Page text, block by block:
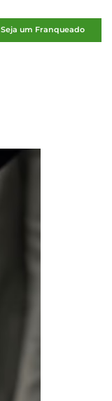
Seja um Franqueado